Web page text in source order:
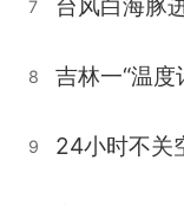
7 台风白海豚
8 吉林一“温度
9 24小时不关